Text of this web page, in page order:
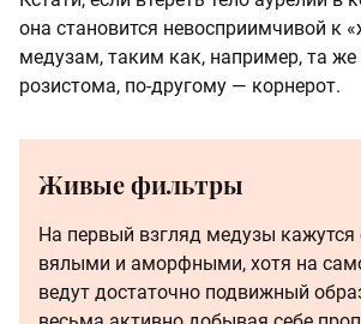
она становится невосприимчивой к
медузам, таким как, например, та
розистома, по-другому — корнерот.
Живые фильтры
На первый взгляд медузы
вялыми и аморфными, хотя на
ведут достаточно подвижный